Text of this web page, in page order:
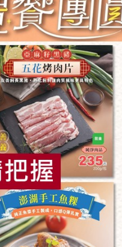
產品
農業有限公司
芽(環保級)永豐-200g/包
雞蛋 食安 共同購買